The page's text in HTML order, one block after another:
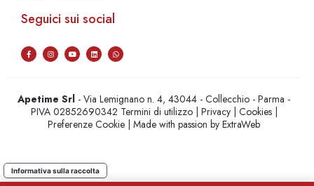
Seguici sui social
Apetime Srl - Via Lemignano n. 4, 43044 - Collecchio - Parma -
PIVA 02852690342 Termini di utilizzo| Privacy| Cookies|
Preferenze Cookie | Made with passion byExtraWeb
Informativa sulla raccolta